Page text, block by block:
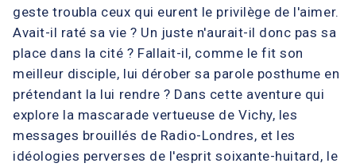
geste troubla ceux qui eurent le privilège de l'aimer.
Avait-il raté sa vie ? Un juste n'aurait-il donc pas sa
place dans la cité ? Fallait-il, comme le fit son
meilleur disciple, lui dérober sa parole posthume en
prétendant la lui rendre ? Dans cette aventure qui
explore la mascarade vertueuse de Vichy, les
messages brouillés de Radio-Londres, et les
idéologies perverses de l'esprit soixante-huitard, le